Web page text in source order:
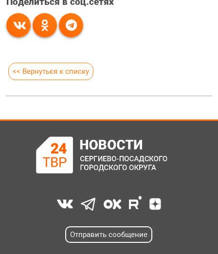
Поделиться в соц.сетях
<< Вернуться к списку
Отправить сообщение